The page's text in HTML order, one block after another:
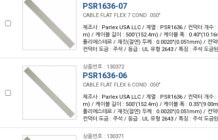
PSR1636-07
CABLE FLAT FLEX 7 COND .050"
제조사 : Parlex USA LLC / 계열 : PSR1636 / 컨덕터 개수
m) / 케이블 길이 : 500'(152.4m) / 케이블 폭 :
폴리에스테르 / 재킷(절연) 두께 : 0.0020"(0.051mm) / 컨덕
컨덕터 도금 : 주석 / 등급 : UL 유형 2643 / 특징 : 주석 도금
상품번호 : 130372
PSR1636-06
CABLE FLAT FLEX 6 COND .050"
제조사 : Parlex USA LLC / 계열 : PSR1636 / 컨덕터 개수
m) / 케이블 길이 : 500'(152.4m) / 케이블 폭 :
폴리에스테르 / 재킷(절연) 두께 : 0.0020"(0.051mm) / 컨덕
컨덕터 도금 : 주석 / 등급 : UL 유형 2643 / 특징 : 주석 도금
상품번호 : 130371